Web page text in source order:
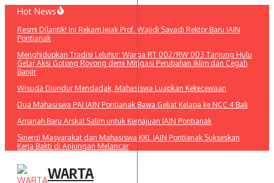
Lewati
konten
Hot News
Resmi Dilantik! Ini Rekam Jejak Prof. Wajidi Sayadi Rektor Baru IAIN
Pontianak
Menghidupkan Tradisi Leluhur: Warga RT 002/RW 003 Tanjung Hulu
Gelar Aksi Gotong Royong demi Mitigasi Perubahan Iklim dan Cegah
Banjir
Wisuda Diundur Mendadak, Mahasiswa Luapkan Kekecewaan
Dua Mahasiswa PAI IAIN Pontianak Bawa Geliat Kelapa ke NCC 4 Bali
Amanah Baru Arskal Salim untuk Kemajuan IAIN Pontianak
Sinergi Masyarakat dan Mahasiswa KKL IAIN Pontianak Sukseskan
Kerja Bakti di Anjungan Melancar
WARTA